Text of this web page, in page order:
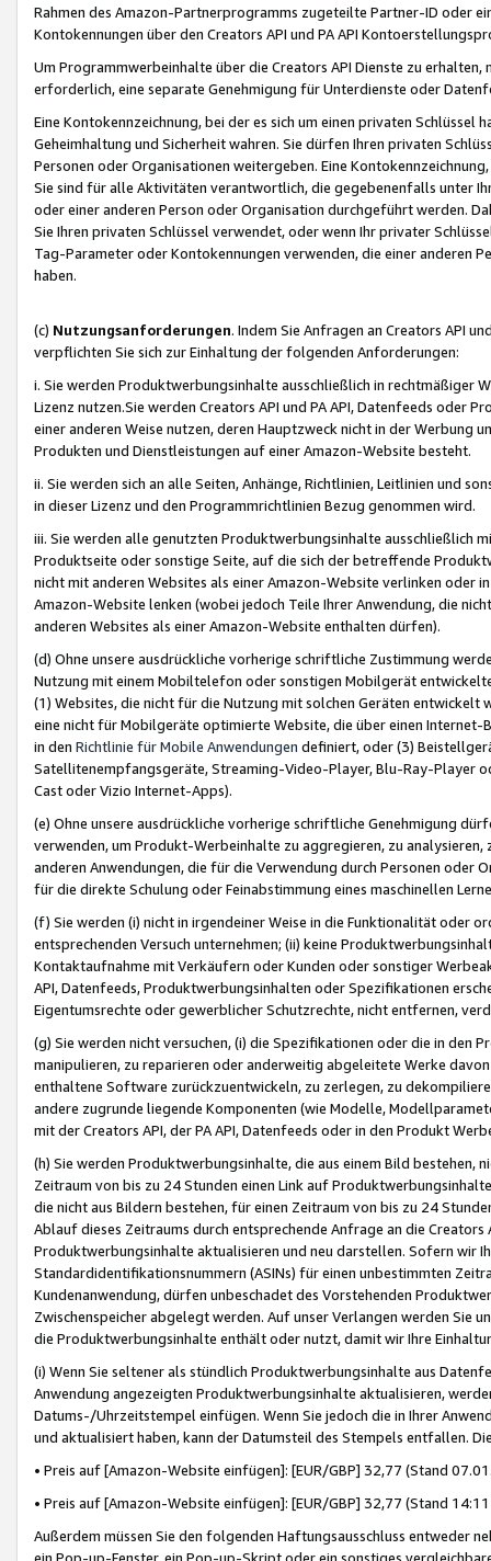
Rahmen des Amazon-Partnerprogramms zugeteilte Partner-ID oder
Kontokennungen über den Creators API und PA API
Um Programmwerbeinhalte über die Creators API Dienste zu
erforderlich, eine separate Genehmigung für Unterdienste oder
Eine Kontokennzeichnung, bei der es sich um einen privaten
Geheimhaltung und Sicherheit wahren. Sie dürfen Ihren privaten
Personen oder Organisationen weitergeben. Eine
Sie sind für alle Aktivitäten verantwortlich, die gegebenenfalls unter
oder einer anderen Person oder Organisation durchgeführt werden.
Sie Ihren privaten Schlüssel verwendet, oder wenn Ihr privater
Tag-Parameter oder Kontokennungen verwenden, die einer anderen
haben.
(c) Nutzungsanforderungen. Indem Sie Anfragen an Creators API
verpflichten Sie sich zur Einhaltung der folgenden Anforderungen:
i. Sie werden Produktwerbungsinhalte ausschließlich in rechtmäßiger
Lizenz nutzen.Sie werden Creators API und PA API, Datenfeeds oder
einer anderen Weise nutzen, deren Hauptzweck nicht in der Werbung
Produkten und Dienstleistungen auf einer Amazon-Website besteht.
ii. Sie werden sich an alle Seiten, Anhänge, Richtlinien, Leitlinien und
in dieser Lizenz und den Programmrichtlinien Bezug genommen wird.
iii. Sie werden alle genutzten Produktwerbungsinhalte ausschließlich
Produktseite oder sonstige Seite, auf die sich der betreffende
nicht mit anderen Websites als einer Amazon-Website verlinken oder
Amazon-Website lenken (wobei jedoch Teile Ihrer Anwendung, die
anderen Websites als einer Amazon-Website enthalten dürfen).
(d) Ohne unsere ausdrückliche vorherige schriftliche Zustimmung
Nutzung mit einem Mobiltelefon oder sonstigen Mobilgerät
(1) Websites, die nicht für die Nutzung mit solchen Geräten
eine nicht für Mobilgeräte optimierte Website, die über einen
in den Richtlinie für Mobile Anwendungen definiert, oder (3)
Satellitenempfangsgeräte, Streaming-Video-Player, Blu-Ray-Player
Cast oder Vizio Internet-Apps).
(e) Ohne unsere ausdrückliche vorherige schriftliche Genehmigung
verwenden, um Produkt-Werbeinhalte zu aggregieren, zu
anderen Anwendungen, die für die Verwendung durch Personen
für die direkte Schulung oder Feinabstimmung eines maschinellen
(f) Sie werden (i) nicht in irgendeiner Weise in die Funktionalität oder
entsprechenden Versuch unternehmen; (ii) keine
Kontaktaufnahme mit Verkäufern oder Kunden oder sonstiger
API, Datenfeeds, Produktwerbungsinhalten oder Spezifikationen
Eigentumsrechte oder gewerblicher Schutzrechte, nicht entfernen,
(g) Sie werden nicht versuchen, (i) die Spezifikationen oder die in
manipulieren, zu reparieren oder anderweitig abgeleitete Werke
enthaltene Software zurückzuentwickeln, zu zerlegen, zu
andere zugrunde liegende Komponenten (wie Modelle,
mit der Creators API, der PA API, Datenfeeds oder in den Produkt
(h) Sie werden Produktwerbungsinhalte, die aus einem Bild bestehen,
Zeitraum von bis zu 24 Stunden einen Link auf
die nicht aus Bildern bestehen, für einen Zeitraum von bis zu 24
Ablauf dieses Zeitraums durch entsprechende Anfrage an die
Produktwerbungsinhalte aktualisieren und neu darstellen. Sofern wir
Standardidentifikationsnummern (ASINs) für einen unbestimmten
Kundenanwendung, dürfen unbeschadet des Vorstehenden
Zwischenspeicher abgelegt werden. Auf unser Verlangen werden Sie
die Produktwerbungsinhalte enthält oder nutzt, damit wir Ihre
(i) Wenn Sie seltener als stündlich Produktwerbungsinhalte aus
Anwendung angezeigten Produktwerbungsinhalte aktualisieren,
Datums-/Uhrzeitstempel einfügen. Wenn Sie jedoch die in Ihrer
und aktualisiert haben, kann der Datumsteil des Stempels entfallen.
• Preis auf [Amazon-Website einfügen]: [EUR/GBP] 32,77 (Stand
• Preis auf [Amazon-Website einfügen]: [EUR/GBP] 32,77 (Stand
Außerdem müssen Sie den folgenden Haftungsausschluss entweder
ein Pop-up-Fenster, ein Pop-up-Skript oder ein sonstiges